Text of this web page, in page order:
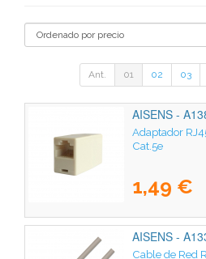
Ant. 01 02 03
AISENS -
Adaptador
Cat.5e
1,49 €
AISENS -
Cable de Red